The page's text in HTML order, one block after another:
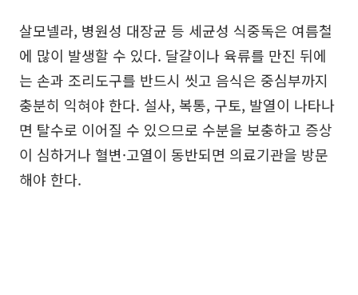
살모넬라, 병원성 대장균 등 세균성 식중독은 여름철
에 많이 발생할 수 있다. 달걀이나 육류를 만진 뒤에
는 손과 조리도구를 반드시 씻고 음식은 중심부까지
충분히 익혀야 한다. 설사, 복통, 구토, 발열이 나타나
면 탈수로 이어질 수 있으므로 수분을 보충하고 증상
이 심하거나 혈변·고열이 동반되면 의료기관을 방문
해야 한다.